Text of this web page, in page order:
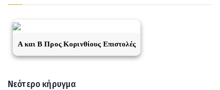
A και Β Προς Κορινθίους Επιστολές
Νεότερο κήρυγμα